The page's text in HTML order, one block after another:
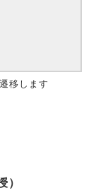
移します